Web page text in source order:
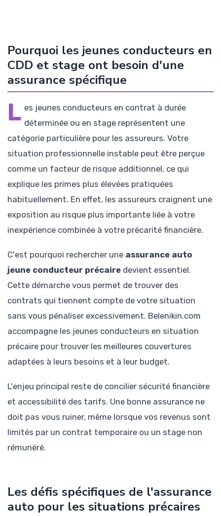
Pourquoi les jeunes conducteurs en
CDD et stage ont besoin d'une
assurance spécifique
L es jeunes conducteurs en contrat à durée
déterminée ou en stage représentent une
catégorie particulière pour les assureurs. Votre
situation professionnelle instable peut être perçue
comme un facteur de risque additionnel, ce qui
explique les primes plus élevées pratiquées
habituellement. En effet, les assureurs craignent une
exposition au risque plus importante liée à votre
inexpérience combinée à votre précarité financière.
C'est pourquoi rechercher une assurance auto
jeune conducteur précaire devient essentiel.
Cette démarche vous permet de trouver des
contrats qui tiennent compte de votre situation
sans vous pénaliser excessivement. Belenikin.com
accompagne les jeunes conducteurs en situation
précaire pour trouver les meilleures couvertures
adaptées à leurs besoins et à leur budget.
L'enjeu principal reste de concilier sécurité financière
et accessibilité des tarifs. Une bonne assurance ne
doit pas vous ruiner, même lorsque vos revenus sont
limités par un contrat temporaire ou un stage non
rémunéré.
Les défis spécifiques de l'assurance
auto pour les situations précaires